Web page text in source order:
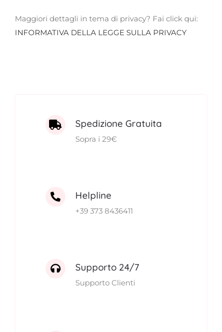
Maggiori dettagli in tema di privacy? Fai click qui:
INFORMATIVA DELLA LEGGE SULLA PRIVACY
Spedizione Gratuita
Sopra i 29€
Helpline
+39 373 8436411
Supporto 24/7
Supporto Clienti